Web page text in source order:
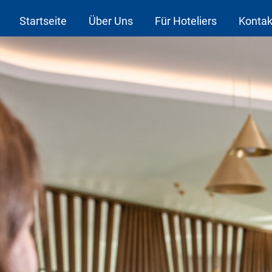
Startseite Über Uns Für Hoteliers